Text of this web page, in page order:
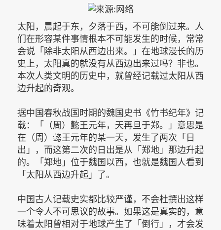
太阳，晨起于东，夕落于西，不可能倒过来。人
们在形容某件事情根本不可能发生的时候，常常
会说「除非太阳从西边出来。」在地球漫长的历
史上，太阳真的就没有从西边出来过吗？非也。
本次人类文明的历史中，就曾经记载过太阳从西
边升起的奇观。
据中国春秋战国时期的魏国史书《竹书纪年》记
载：「（周）懿王元年，天再旦于郑。」意思是
在（周）懿王元年的某一天，发生了两次「日
出」，而这第二次的日出是从「郑地」那边升起
的。「郑地」位于魏国以西，也就是魏国人看到
「太阳从西边升起」了。
中国古人记载史实都比较严谨，不会杜撰出这样
一个令人不可思议的故事。如果这是真实的，意
味着太阳曾相对于地球产生了「倒行」，才会发